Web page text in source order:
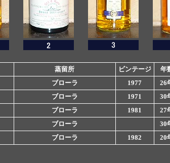
蒸留所 ビンテージ 年
ブローラ
1977 26
ブローラ
1971 30
ブローラ
1981 27
ブローラ
30
ブローラ
1982 20